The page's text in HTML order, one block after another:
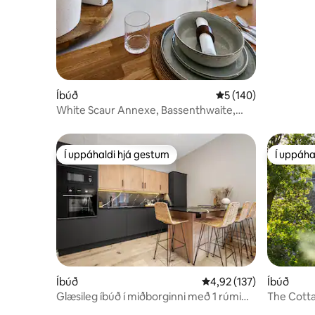
Íbúð 5 af 5 í
5 (140)
White Scaur Annexe, Bassenthwaite,
Í uppáhaldi hjá gestum
Í uppáhaldi hjá gestum
Íbúð 4,92 af 5 í
4,92 (137)
Glæsileg íbúð í miðborginni með 1 rúmi
Í
Í
Íbúð
The